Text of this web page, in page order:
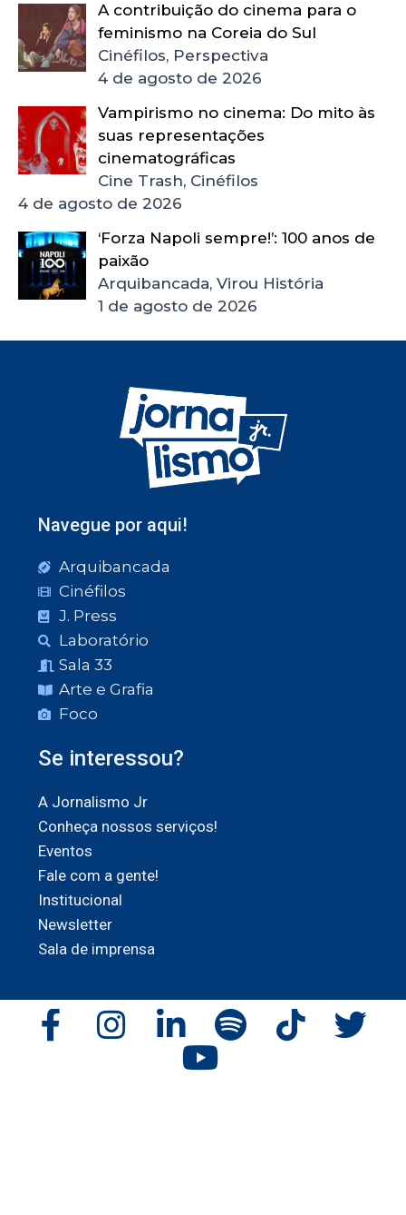
A contribuição do cinema para o
feminismo na Coreia do Sul
Cinéfilos, Perspectiva
4 de agosto de 2026
Vampirismo no cinema: Do mito às
suas representações
cinematográficas
Cine Trash, Cinéfilos
4 de agosto de 2026
‘Forza Napoli sempre!’: 100 anos de
paixão
Arquibancada, Virou História
1 de agosto de 2026
Navegue por aqui!
Arquibancada
Cinéfilos
J. Press
Laboratório
Sala 33
Arte e Grafia
Foco
Se interessou?
A Jornalismo Jr
Conheça nossos serviços!
Eventos
Fale com a gente!
Institucional
Newsletter
Sala de imprensa